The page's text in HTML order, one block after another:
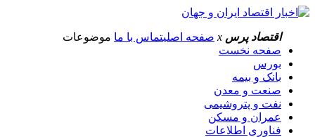
اقتصاد پرس x صفحه اصلیتماس با ما موضوعات
صفحه نخست
بورس
بانک و بیمه
صنعت و معدن
نفت و پتروشیمی
عمران و مسکن
فناوری اطلاعات